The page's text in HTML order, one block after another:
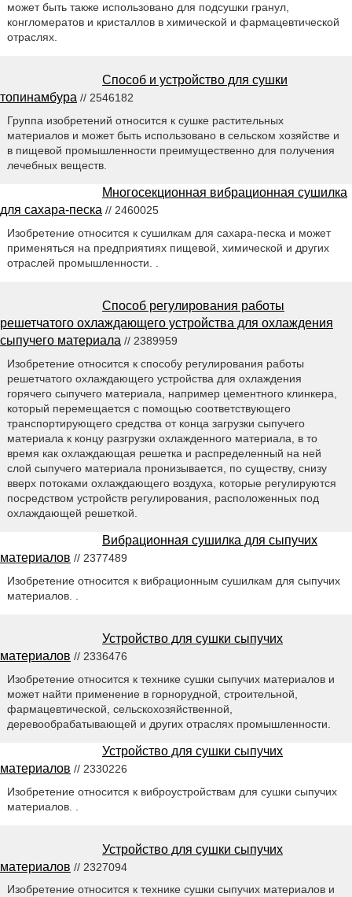
может быть также использовано для подсушки гранул,
конгломератов и кристаллов в химической и фармацевтической
отраслях.
Способ и устройство для сушки
топинамбура // 2546182
Группа изобретений относится к сушке растительных
материалов и может быть использовано в сельском хозяйстве и
в пищевой промышленности преимущественно для получения
лечебных веществ.
Многосекционная вибрационная сушилка
для сахара-песка // 2460025
Изобретение относится к сушилкам для сахара-песка и может
применяться на предприятиях пищевой, химической и других
отраслей промышленности. .
Способ регулирования работы
решетчатого охлаждающего устройства для охлаждения
сыпучего материала // 2389959
Изобретение относится к способу регулирования работы
решетчатого охлаждающего устройства для охлаждения
горячего сыпучего материала, например цементного клинкера,
который перемещается с помощью соответствующего
транспортирующего средства от конца загрузки сыпучего
материала к концу разгрузки охлажденного материала, в то
время как охлаждающая решетка и распределенный на ней
слой сыпучего материала пронизывается, по существу, снизу
вверх потоками охлаждающего воздуха, которые регулируются
посредством устройств регулирования, расположенных под
охлаждающей решеткой.
Вибрационная сушилка для сыпучих
материалов // 2377489
Изобретение относится к вибрационным сушилкам для сыпучих
материалов. .
Устройство для сушки сыпучих
материалов // 2336476
Изобретение относится к технике сушки сыпучих материалов и
может найти применение в горнорудной, строительной,
фармацевтической, сельскохозяйственной,
деревообрабатывающей и других отраслях промышленности.
Устройство для сушки сыпучих
материалов // 2330226
Изобретение относится к виброустройствам для сушки сыпучих
материалов. .
Устройство для сушки сыпучих
материалов // 2327094
Изобретение относится к технике сушки сыпучих материалов и